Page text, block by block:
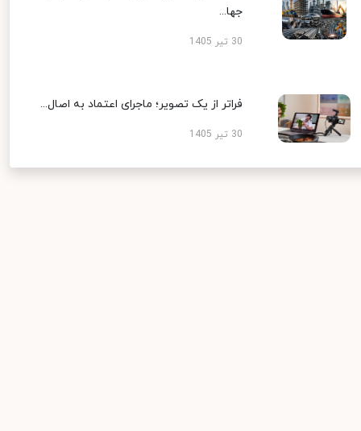
جها...
30 تیر 1405
فراتر از یک تصویر؛ ماجرای اعتماد به اصال...
30 تیر 1405